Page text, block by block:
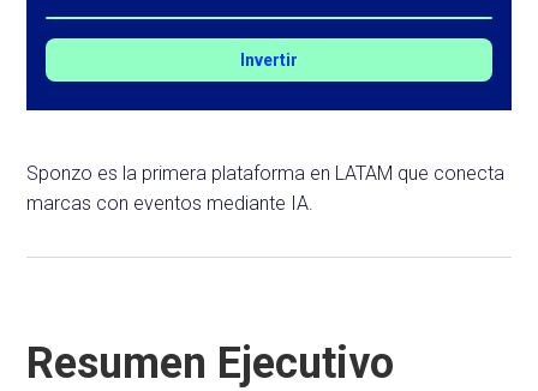
Invertir
Sponzo es la primera plataforma en LATAM que conecta
marcas con eventos mediante IA.
Resumen Ejecutivo